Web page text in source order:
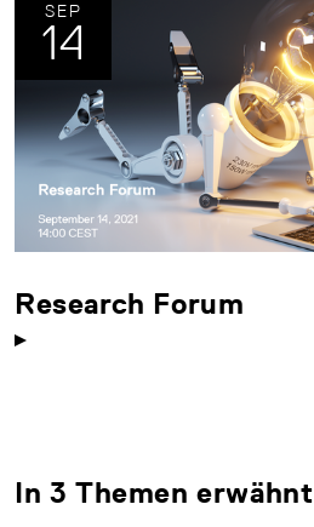
SEP
14
Research Forum
In 3 Themen erwähnt